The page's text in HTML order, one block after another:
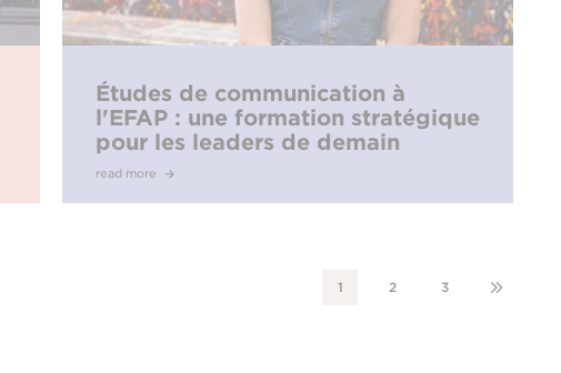
Études de communication à
l'EFAP : une formation stratégique
pour les leaders de demain
read more
1 2 3